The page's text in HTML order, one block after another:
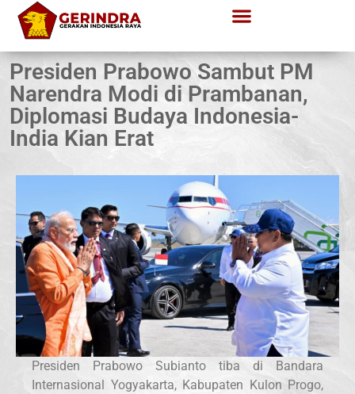
Presiden Prabowo Sambut PM
Narendra Modi di Prambanan,
Diplomasi Budaya Indonesia-
India Kian Erat
Presiden Prabowo Subianto tiba di Bandara
Internasional Yogyakarta, Kabupaten Kulon Progo,